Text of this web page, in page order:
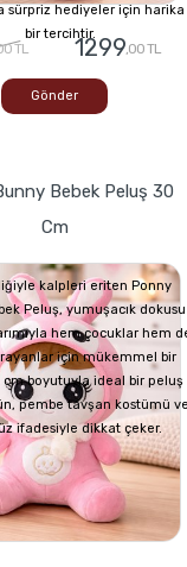
sürpriz hediyeler için harika
bir tercihtir.
TL 1299,00 TL
Gönder
Bebek Peluş 30
Cm
kalpleri eriten Ponny
Peluş, yumuşacık dokusu
hem çocuklar hem
için mükemmel bir
cm boyutuyla ideal bir peluş
pembe tavşan kostümü
ifadesiyle dikkat çeker.